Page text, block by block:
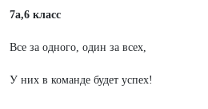
7а,6 класс
Все за одного, один за всех,
У них в команде будет успех!